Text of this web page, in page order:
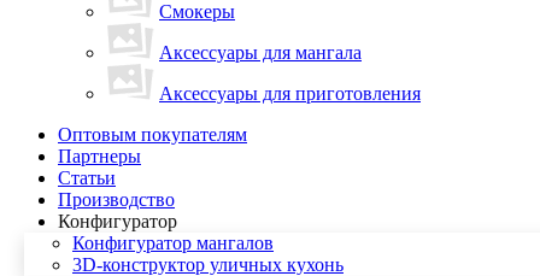
Смокеры
Аксессуары для мангала
Аксессуары для приготовления
Оптовым покупателям
Партнеры
Статьи
Производство
Конфигуратор
Конфигуратор мангалов
3D-конструктор уличных кухонь